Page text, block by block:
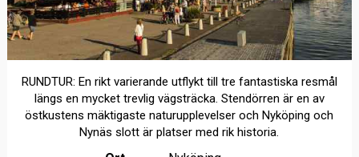
RUNDTUR: En rikt varierande utflykt till tre fantastiska resmål
längs en mycket trevlig vägsträcka. Stendörren är en av
östkustens mäktigaste naturupplevelser och Nyköping och
Nynäs slott är platser med rik historia.